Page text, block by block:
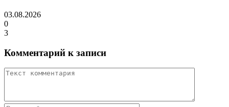
03.08.2026
0
3
Комментарий к записи